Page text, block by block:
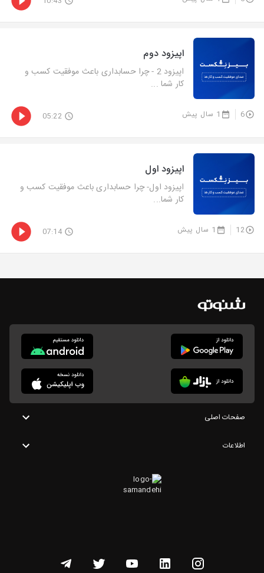
اپیزود دوم
اپیزود 2 - چرا حسابداری باعث موفقیت کسب و
کار شما ...
6 1 سال پیش 05:22
اپیزود اول
اپیزود اول- چرا حسابداری باعث موفقیت کسب و
کار شما...
12 1 سال پیش 07:14
صفحات اصلی
اطلاعات